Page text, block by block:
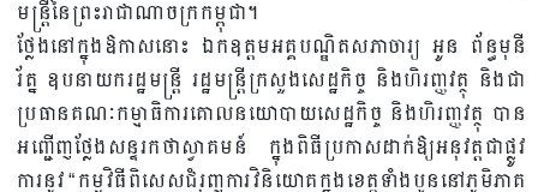
មន្ត្រីនៃព្រះរាជាណាចក្រកម្ពុជា។
ថ្លែងនៅក្នុងឱកាសនោះ ឯកឧត្តមអគ្គបណ្ឌិតសភាចារ្យ អូន ព័ន្ធមុនី
រ័ត្ន ឧបនាយករដ្ឋមន្ត្រី រដ្ឋមន្រ្តីក្រសួងសេដ្ឋកិច្ច និងហិរញ្ញវត្ថុ និងជា
ប្រធានគណៈកម្មាធិការគោលនយោបាយសេដ្ឋកិច្ច និងហិរញ្ញវត្ថុ បាន
អញ្ជើញថ្លែងសន្ទរកថាស្វាគមន៍ ក្នុងពិធីប្រកាសដាក់ឱ្យអនុវត្តជាផ្លូវ
ការនូវ​ “កម្មវិធីពិសេសជំរុញការវិនិយោគក្នុងខេត្តទាំងបួននៅភូមិភាគ